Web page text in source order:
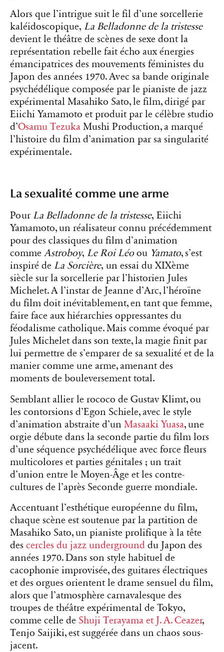
Alors que l’intrigue suit le fil d’une sorcellerie
kaléidoscopique, La Belladonne de la tristesse
devient le théâtre de scènes de sexe dont la
représentation rebelle fait écho aux énergies
émancipatrices des mouvements féministes du
Japon des années 1970. Avec sa bande originale
psychédélique composée par le pianiste de jazz
expérimental Masahiko Sato, le film, dirigé par
Eiichi Yamamoto et produit par le célèbre studio
d’Osamu Tezuka Mushi Production, a marqué
l’histoire du film d’animation par sa singularité
expérimentale.
La sexualité comme une arme
Pour La Belladonne de la tristesse, Eiichi
Yamamoto, un réalisateur connu précédemment
pour des classiques du film d’animation
comme Astroboy, Le Roi Léoou Yamato, s’est
inspiré de La Sorcière, un essai du XIXème
siècle sur la sorcellerie par l’historien Jules
Michelet. A l’instar de Jeanne d’Arc, l’héroïne
du film doit inévitablement, en tant que femme,
faire face aux hiérarchies oppressantes du
féodalisme catholique. Mais comme évoqué par
Jules Michelet dans son texte, la magie finit par
lui permettre de s’emparer de sa sexualité et de la
manier comme une arme, amenant des
moments de bouleversement total.
Semblant allier le rococo de Gustav Klimt, ou
les contorsions d’Egon Schiele, avec le style
d’animation abstraite d’un Masaaki Yuasa, une
orgie débute dans la seconde partie du film lors
d’une séquence psychédélique avec force fleurs
multicolores et parties génitales ; un trait
d’union entre le Moyen-Âge et les contre-
cultures de l’après Seconde guerre mondiale.
Accentuant l’esthétique européenne du film,
chaque scène est soutenue par la partition de
Masahiko Sato, un pianiste prolifique à la tête
des cercles du jazz underground du Japon des
années 1970. Dans son style habituel de
cacophonie improvisée, des guitares électriques
et des orgues orientent le drame sensuel du film,
alors que l’atmosphère carnavalesque des
troupes de théâtre expérimental de Tokyo,
comme celle de Shuji Terayama et J. A. Ceazer,
Tenjo Saijiki, est suggérée dans un chaos sous-
jacent.